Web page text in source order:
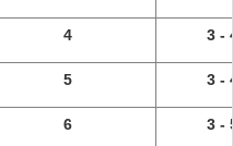
4 3 -
5 3 -
6 3 -